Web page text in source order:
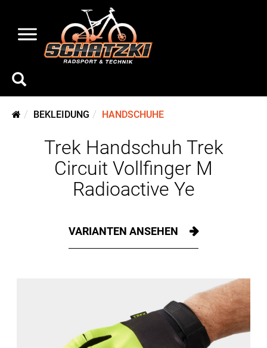
BEKLEIDUNG HANDSCHUHE
Trek Handschuh Trek
Circuit Vollfinger M
Radioactive Ye
VARIANTEN ANSEHEN